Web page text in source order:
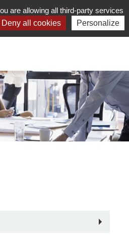
are allowing all third-party services
Deny all cookies Personalize